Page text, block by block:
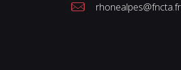
rhonealpes@fncta.fr